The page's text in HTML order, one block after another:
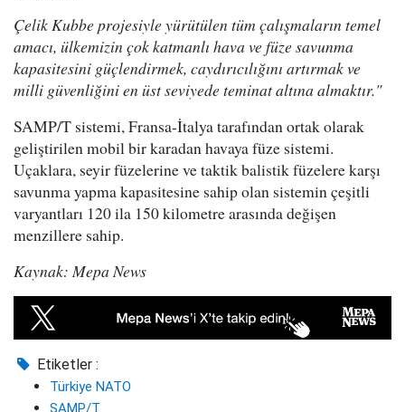
Çelik Kubbe projesiyle yürütülen tüm çalışmaların temel
amacı, ülkemizin çok katmanlı hava ve füze savunma
kapasitesini güçlendirmek, caydırıcılığını artırmak ve
milli güvenliğini en üst seviyede teminat altına almaktır."
SAMP/T sistemi, Fransa-İtalya tarafından ortak olarak
geliştirilen mobil bir karadan havaya füze sistemi.
Uçaklara, seyir füzelerine ve taktik balistik füzelere karşı
savunma yapma kapasitesine sahip olan sistemin çeşitli
varyantları 120 ila 150 kilometre arasında değişen
menzillere sahip.
Kaynak: Mepa News
Etiketler :
Türkiye NATO
SAMP/T